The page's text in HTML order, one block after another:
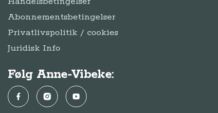
Abonnementsbetingelser
Privatlivspolitik / cookies
Juridisk Info
Følg Anne-Vibeke:
FacebookInstagramYouTube